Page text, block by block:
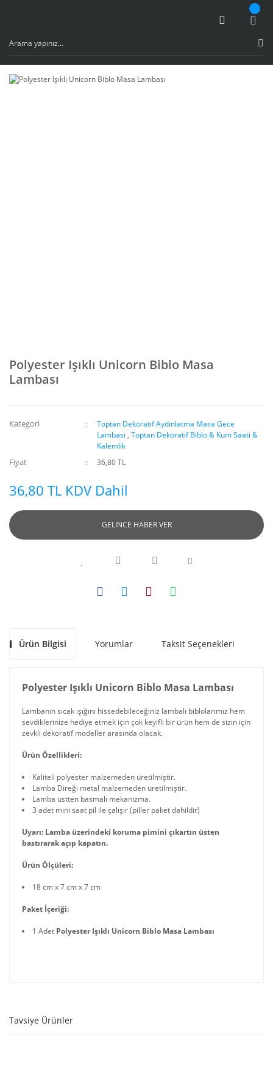
Polyester Işıklı Unicorn Biblo Masa
Lambası
Kategori
Toptan Dekoratif Aydınlatma Masa Gece
Lambası ,Toptan Dekoratif Biblo & Kum Saati &
Kalemlik
Fiyat 36,80 TL
36,80 TL KDV Dahil
GELİNCE HABER VER
Ürün Bilgisi Yorumlar Taksit Seçenekleri
Polyester Işıklı Unicorn Biblo Masa Lambası
Lambanın sıcak ışığını hissedebileceğiniz lambalı biblolarımız hem
sevdiklerinize hediye etmek için çok keyifli bir ürün hem de sizin için
zevkli dekoratif modeller arasında olacak.
Ürün Özellikleri:
Kaliteli polyester malzemeden üretilmiştir.
Lamba Direği metal malzemeden üretilmiştir.
Lamba üstten basmalı mekanizma.
3 adet mini saat pil ile çalışır (piller paket dahildir)
Uyarı: Lamba üzerindeki koruma pimini çıkartın üsten
bastırarak açıp kapatın.
Ürün Ölçüleri:
18 cm x 7 cm x 7 cm
Paket İçeriği:
1 Adet Polyester Işıklı Unicorn Biblo Masa Lambası
Tavsiye Ürünler